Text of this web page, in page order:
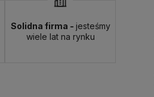
Solidna firma - jesteśmy
wiele lat na rynku